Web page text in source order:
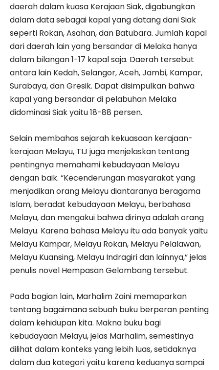
daerah dalam kuasa Kerajaan Siak, digabungkan
dalam data sebagai kapal yang datang dani Siak
seperti Rokan, Asahan, dan Batubara. Jumlah kapal
dari daerah lain yang bersandar di Melaka hanya
dalam bilangan 1-17 kapal saja. Daerah tersebut
antara lain Kedah, Selangor, Aceh, Jambi, Kampar,
Surabaya, dan Gresik. Dapat disimpulkan bahwa
kapal yang bersandar di pelabuhan Melaka
didominasi Siak yaitu 18-88 persen.
Selain membahas sejarah kekuasaan kerajaan-
kerajaan Melayu, TIJ juga menjelaskan tentang
pentingnya memahami kebudayaan Melayu
dengan baik. “Kecenderungan masyarakat yang
menjadikan orang Melayu diantaranya beragama
Islam, beradat kebudayaan Melayu, berbahasa
Melayu, dan mengakui bahwa dirinya adalah orang
Melayu. Karena bahasa Melayu itu ada banyak yaitu
Melayu Kampar, Melayu Rokan, Melayu Pelalawan,
Melayu Kuansing, Melayu Indragiri dan lainnya,” jelas
penulis novel Hempasan Gelombang tersebut.
Pada bagian lain, Marhalim Zaini memaparkan
tentang bagaimana sebuah buku berperan penting
dalam kehidupan kita. Makna buku bagi
kebudayaan Melayu, jelas Marhalim, semestinya
dilihat dalam konteks yang lebih luas, setidaknya
dalam dua kategori yaitu karena keduanya sampai